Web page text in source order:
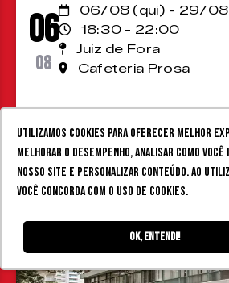
Utilizamos cookies para oferecer melhor
melhorar o desempenho, analisar como você
nosso site e personalizar conteúdo. Ao
você concorda com o uso de cookies.
Ok, entendi!
06
08
06/08 (qui) - 29/08
18:30 - 22:00
Juiz de Fora
Cafeteria Prosa
Programação
Prosa Café